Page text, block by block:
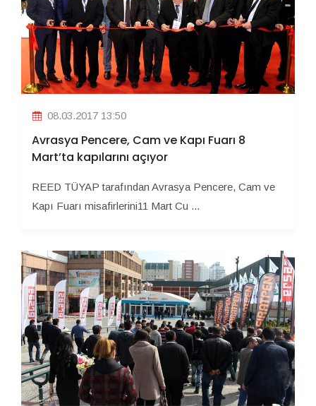
08.03.2017 13:50
Avrasya Pencere, Cam ve Kapı Fuarı 8
Mart’ta kapılarını açıyor
REED TÜYAP tarafından Avrasya Pencere, Cam ve
Kapı Fuarı misafirlerini11 Mart Cu ...